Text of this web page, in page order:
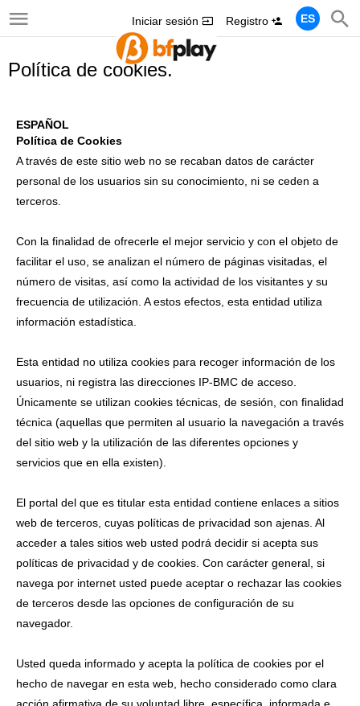
ES
Iniciar sesión Registro
Política de cookies.
ESPAÑOL
Política de Cookies
A través de este sitio web no se recaban datos de carácter
personal de los usuarios sin su conocimiento, ni se ceden a
terceros.
Con la finalidad de ofrecerle el mejor servicio y con el objeto de
facilitar el uso, se analizan el número de páginas visitadas, el
número de visitas, así como la actividad de los visitantes y su
frecuencia de utilización. A estos efectos, esta entidad utiliza
información estadística.
Esta entidad no utiliza cookies para recoger información de los
usuarios, ni registra las direcciones IP-BMC de acceso.
Únicamente se utilizan cookies técnicas, de sesión, con finalidad
técnica (aquellas que permiten al usuario la navegación a través
del sitio web y la utilización de las diferentes opciones y
servicios que en ella existen).
El portal del que es titular esta entidad contiene enlaces a sitios
web de terceros, cuyas políticas de privacidad son ajenas. Al
acceder a tales sitios web usted podrá decidir si acepta sus
políticas de privacidad y de cookies. Con carácter general, si
navega por internet usted puede aceptar o rechazar las cookies
de terceros desde las opciones de configuración de su
navegador.
Usted queda informado y acepta la política de cookies por el
hecho de navegar en esta web, hecho considerado como clara